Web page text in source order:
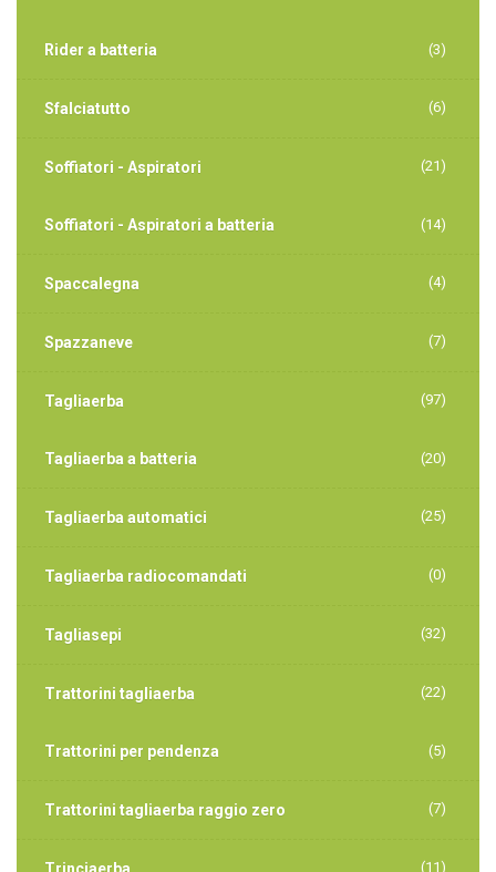
Rider a batteria (3)
Sfalciatutto (6)
Soffiatori - Aspiratori (21)
Soffiatori - Aspiratori a batteria (14)
Spaccalegna (4)
Spazzaneve (7)
Tagliaerba (97)
Tagliaerba a batteria (20)
Tagliaerba automatici (25)
Tagliaerba radiocomandati (0)
Tagliasepi (32)
Trattorini tagliaerba (22)
Trattorini per pendenza (5)
Trattorini tagliaerba raggio zero (7)
(11)